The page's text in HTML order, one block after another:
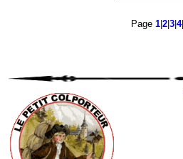
Page 1| 2| 3| 4|